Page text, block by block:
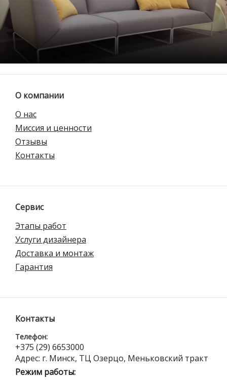
О компании
О нас
Миссия и ценности
Отзывы
Контакты
Сервис
Этапы работ
Услуги дизайнера
Доставка и монтаж
Гарантия
Контакты
Телефон:
+375 (29) 6653000
Адрес: г. Минск, ТЦ Озерцо, Меньковский тракт
Режим работы: